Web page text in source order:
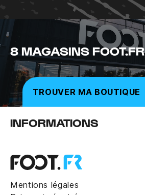
8 MAGASINS FOOT.FR
TROUVER MA BOUTIQUE
INFORMATIONS
Mentions légales